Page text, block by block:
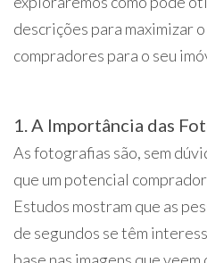
descrições para maximizar
compradores para o seu
1. A Importância das
As fotografias são, sem
que um potencial
Estudos mostram que as
de segundos se têm